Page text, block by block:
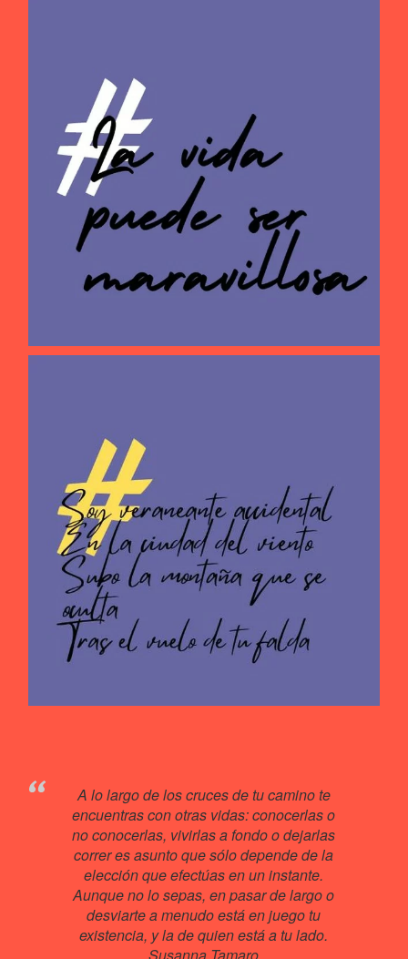
A lo largo de los cruces de tu camino te
encuentras con otras vidas: conocerlas o
no conocerlas, vivirlas a fondo o dejarlas
correr es asunto que sólo depende de la
elección que efectúas en un instante.
Aunque no lo sepas, en pasar de largo o
desviarte a menudo está en juego tu
existencia, y la de quien está a tu lado.